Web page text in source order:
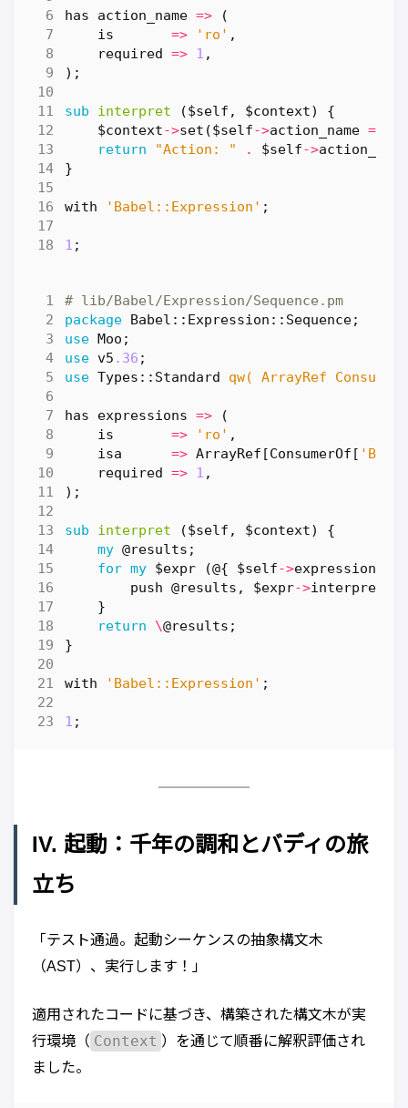
has action_name =>
(
is
=> 'ro' ,
required => 1 ,
);
sub interpret
($self, $context) {
$context->set ($self->action_name =>
return
"Action: " . $self->
}
with 'Babel::Expression' ;
1 ;
# lib/Babel/Expression/Sequence.pm
package Babel::Expression::Sequence;
use Moo ;
use v5 .36 ;
use Types::Standard qw( ArrayRef
has expressions =>
(
is
=> 'ro' ,
isa
=> ArrayRef [ConsumerOf [
required => 1 ,
);
sub interpret
($self, $context) {
my @results ;
for my $expr (@{ $self->expressions
push @results , $expr->interpret
}
return
\@results ;
}
with 'Babel::Expression' ;
1 ;
IV. 起動：千年の調和とバディの旅
立ち
「テスト通過。起動シーケンスの抽象構文木
（AST）、実行します！」
適用されたコードに基づき、構築された構文木が実
行環境（ Context ）を通じて順番に解釈評価され
ました。